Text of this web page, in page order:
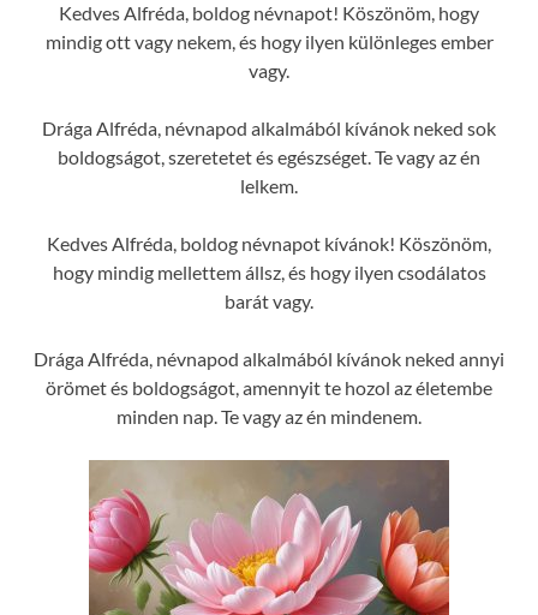
Kedves Alfréda, boldog névnapot! Köszönöm, hogy
mindig ott vagy nekem, és hogy ilyen különleges ember
vagy.
Drága Alfréda, névnapod alkalmából kívánok neked sok
boldogságot, szeretetet és egészséget. Te vagy az én
lelkem.
Kedves Alfréda, boldog névnapot kívánok! Köszönöm,
hogy mindig mellettem állsz, és hogy ilyen csodálatos
barát vagy.
Drága Alfréda, névnapod alkalmából kívánok neked annyi
örömet és boldogságot, amennyit te hozol az életembe
minden nap. Te vagy az én mindenem.